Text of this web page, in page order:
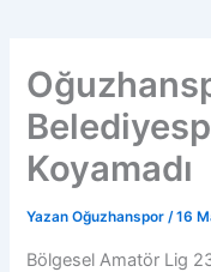
Koyamadı
Yazan Oğuzhanspor/16
Bölgesel Amatör Lig